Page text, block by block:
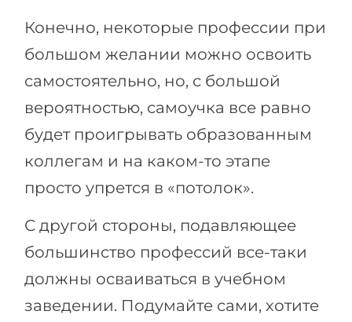
Конечно, некоторые профессии при
большом желании можно освоить
самостоятельно, но, с большой
вероятностью, самоучка все равно
будет проигрывать образованным
коллегам и на каком-то этапе
просто упрется в «потолок».
С другой стороны, подавляющее
большинство профессий все-таки
должны осваиваться в учебном
заведении. Подумайте сами, хотите